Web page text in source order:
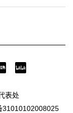
表处
31010102008025